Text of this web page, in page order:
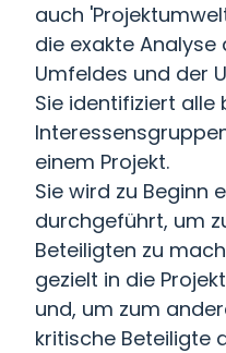
auch
die exakte Analyse
Umfeldes und der
Sie identifiziert
einem Projekt.
Sie wird zu Beginn
durchgeführt, um
Beteiligten zu
gezielt in die
und, um zum
kritische Beteiligte